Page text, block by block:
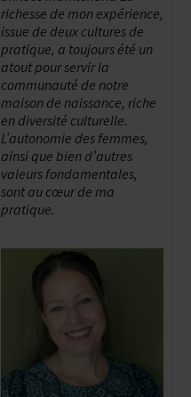
richesse de mon expérience,
issue de deux cultures de
pratique, a toujours été un
atout pour servir la
communauté de notre
maison de naissance, riche
en diversité culturelle.
L’autonomie des femmes,
ainsi que bien d’autres
valeurs fondamentales,
sont au cœur de ma
pratique.